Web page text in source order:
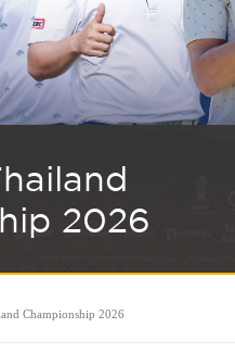
2026
Championship 2026